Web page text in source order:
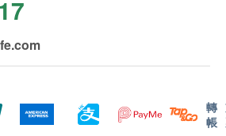
作為醫務診斷或治療用途。
預防疫苗（流感疫苗 除外）：
後，卓健醫療服務有限公司將於
時間內，致電客戶預約疫苗注射
客戶亦可以致電 8100 8138 或
轉
帳